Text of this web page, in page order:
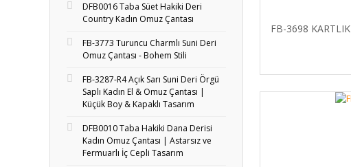
DFB0016 Taba Süet Hakiki Deri
Country Kadın Omuz Çantası
FB-3773 Turuncu Charmlı Suni Deri
Omuz Çantası - Bohem Stili
FB-3287-R4 Açık Sarı Suni Deri Örgü
Saplı Kadın El & Omuz Çantası |
Küçük Boy & Kapaklı Tasarım
DFB0010 Taba Hakiki Dana Derisi
Kadın Omuz Çantası | Astarsız ve
Fermuarlı İç Cepli Tasarım
FB-3698 KARTLIK